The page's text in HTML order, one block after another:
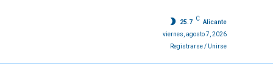
25.7
C
Alicante
viernes, agosto 7, 2026
Registrarse / Unirse